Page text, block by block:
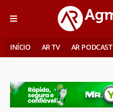
INÍCIO AR TV AR PODCAST